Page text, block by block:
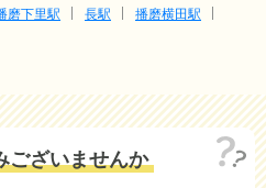
磨下里駅 長駅
播磨横田駅
ございませんか